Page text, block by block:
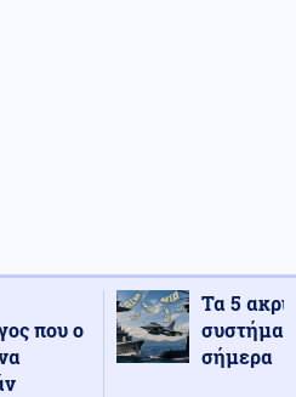
που ο
Τα 5
σήμερα